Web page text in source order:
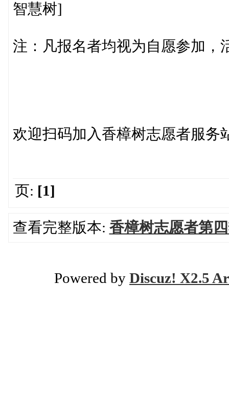
智慧树]
注：凡报名者均视为自愿参加，
欢迎扫码加入香樟树志愿者服务
页: [1]
查看完整版本: 香樟树志愿者第
Powered by Discuz! X2.5